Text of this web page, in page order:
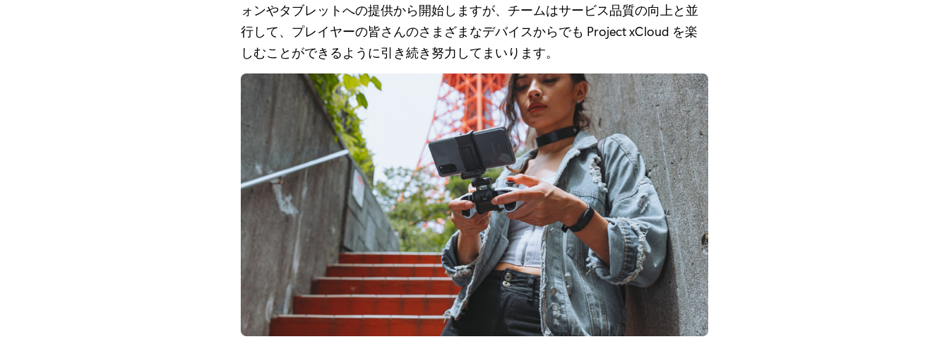
ォンやタブレットへの提供から開始しますが、チームはサービス品質の向上と並
行して、プレイヤーの皆さんのさまざまなデバイスからでも Project xCloud を楽
しむことができるように引き続き努力してまいります。